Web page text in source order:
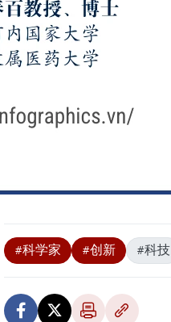
#科学家 #创新 #科技